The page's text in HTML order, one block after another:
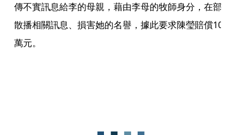
傳不實訊息給李的母親，藉由李母的牧師身分，在部
散播相關訊息、損害她的名譽，據此要求陳瑩賠償
萬元。